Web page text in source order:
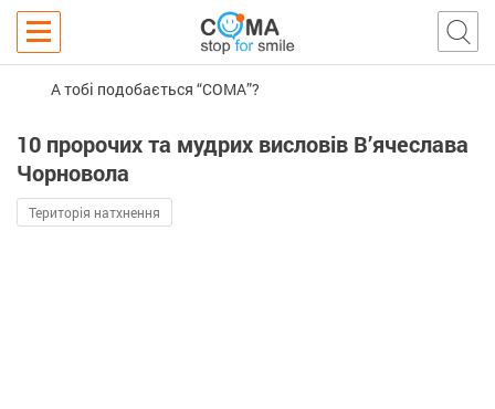
А тобі подобається “COMA”?
10 пророчих та мудрих висловів В’ячеслава
Чорновола
Територія натхнення